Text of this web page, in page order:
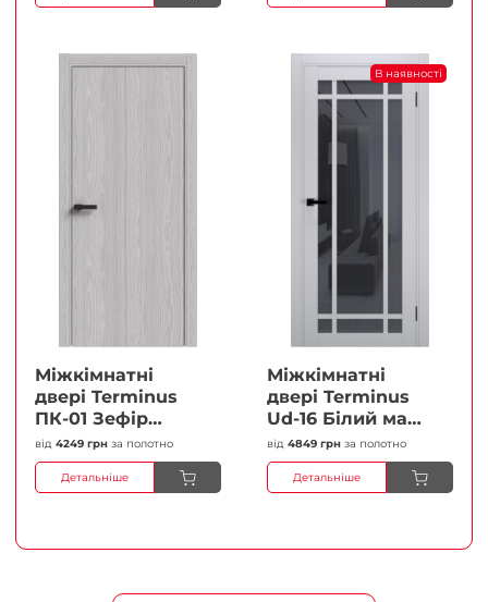
Міжкімнатні
двері Terminus
ПК-01 Зефір
Глухі Плівка
від 4249 грн за полотно
Детальніше
В наявності
Міжкімнатні
двері Terminus
Ud-16 Білий мат
(Термінус) Сатин
білий Плівка
від 4849 грн за полотно
Детальніше